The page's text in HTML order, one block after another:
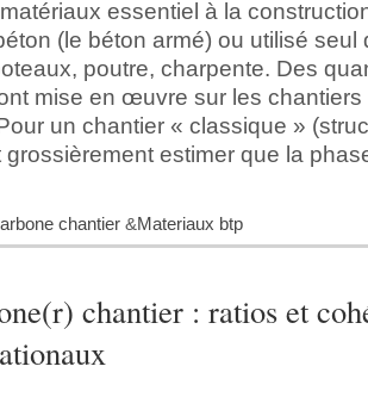
matériaux essentiel à la
(le béton armé) ou utilisé seul
poutre, charpente. Des
mise en œuvre sur les chantiers
un chantier « classique »
grossièrement estimer que la
chantier &Materiaux btp
chantier : ratios et